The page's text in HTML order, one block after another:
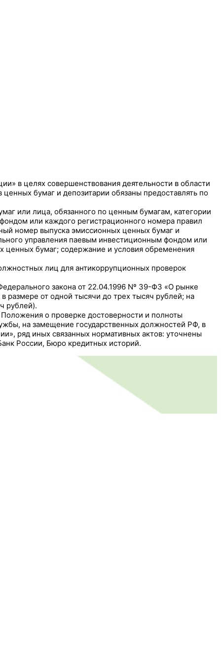
в целях совершенствования деятельности в области
бумаг и депозитарии обязаны предоставлять по
или лица, обязанного по ценным бумагам, категории
или каждого регистрационного номера правил
номер выпуска эмиссионных ценных бумаг и
управления паевым инвестиционным фондом или
ценных бумаг; содержание и условия обременения
лиц для антикоррупционных проверок
закона от 22.04.1996 Nº 39-ФЗ «О рынке
размере от одной тысячи до трех тысяч рублей; на
рублей).
о проверке достоверности и полноты
на замещение государственных должностей РФ, в
ряд иных связанных нормативных актов: уточнены
России, Бюро кредитных историй.